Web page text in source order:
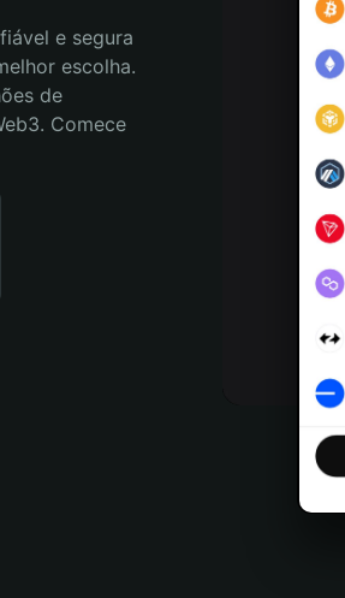
e segura
escolha.
de
Comece